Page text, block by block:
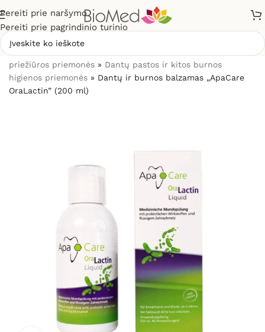
Pereiti prie naršymo
Pereiti prie pagrindinio turinio
priežiūros priemonės » Dantų pastos ir kitos burnos
higienos priemonės » Dantų ir burnos balzamas „ApaCare
OraLactin” (200 ml)